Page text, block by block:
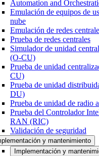
Automation and
Emulación de equipos de
nube
Emulación de redes
Prueba de redes centrales
Simulador de unidad
(O-CU)
Prueba de unidad
CU)
Prueba de unidad
DU)
Prueba de unidad de radio
Prueba del Controlador
RAN (RIC)
Validación de seguridad
y mantenimiento
Implementación y